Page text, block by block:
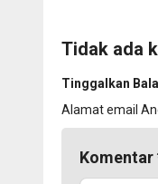
Tidak ada
Tinggalkan
Alamat email
Komentar